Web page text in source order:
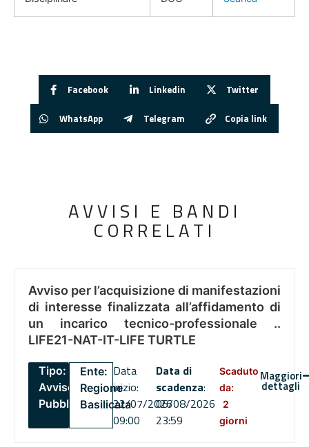
Facebook Linkedin Twitter
WhatsApp Telegram Copia link
AVVISI E BANDI
CORRELATI
Avviso per l’acquisizione di manifestazioni
di interesse finalizzata all’affidamento di
un incarico tecnico-professionale ..
LIFE21-NAT-IT-LIFE TURTLE
Tipo:
Avviso
Pubblico
Ente:
Regione
Basilicata
Data
inizio:
22/07/2026
09:00
Data di
scadenza:
06/08/2026
23:59
Scaduto
da:
2
giorni
Maggiori
dettagli